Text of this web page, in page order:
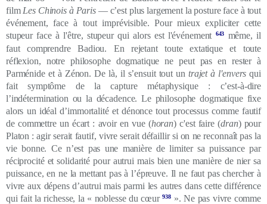
film Les Chinois à Paris— c’est plus largement la posture face à tout
événement, face à tout imprévisible. Pour mieux expliciter cette
stupeur face à l'être, stupeur qui alors est l'événement
643
même, il
faut comprendre Badiou. En rejetant toute extatique et toute
réflexion, notre philosophe dogmatique ne peut pas en rester à
Parménide et à Zénon. De là, il s’ensuit tout untrajet à l'envers qui
fait symptôme de la capture métaphysique : c’est-à-dire
l’indétermination ou la décadence. Le philosophe dogmatique fixe
alors un idéal d’immortalité et dénonce tout processus comme fautif
de commettre un écart : avoir en vue (horan) c'est faire (dran) pour
Platon : agir serait fautif, vivre serait défaillir si on ne reconnaît pas la
vie bonne. Ce n’est pas une manière de limiter sa puissance par
réciprocité et solidarité pour autrui mais bien une manière de nier sa
puissance, en ne la mettant pas à l’épreuve. Il ne faut pas chercher à
vivre aux dépens d’autrui mais parmi les autres dans cette différence
qui fait la richesse, la « noblesse du cœur 938 ». Ne pas vivre comme